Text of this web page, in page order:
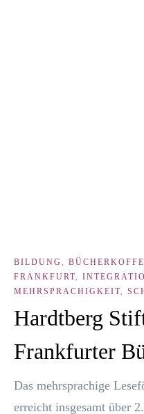
BILDUNG ,
FRANKFURT,
MEHRSPRACHIGKEIT,
Hardtberg
Frankfurter
Das mehr­spra­chi­ge
erreicht ins­ge­samt über